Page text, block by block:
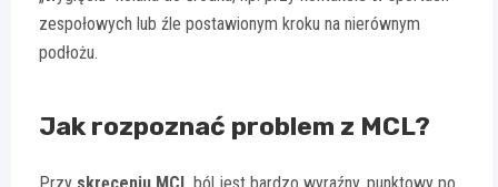
zespołowych lub źle postawionym kroku na nierównym
podłożu.
Jak rozpoznać problem z MCL?